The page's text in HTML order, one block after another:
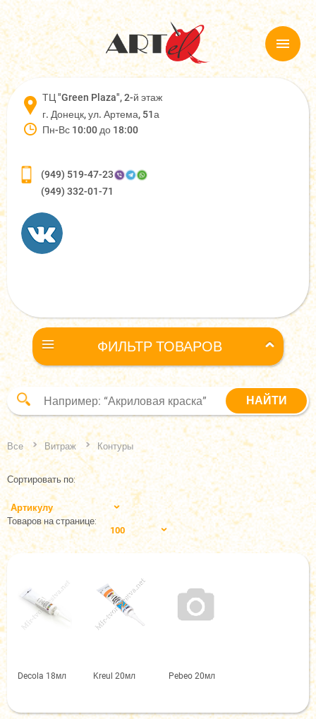
ТЦ "Green Plaza", 2-й этаж
г. Донецк, ул. Артема, 51а
Пн-Вс 10:00 до 18:00
(949) 519-47-23
(949) 332-01-71
ФИЛЬТР ТОВАРОВ
Все Витраж Контуры
Сортировать по:
Артикулу
Товаров на странице:
100
Decola 18мл Kreul 20мл Pebeo 20мл